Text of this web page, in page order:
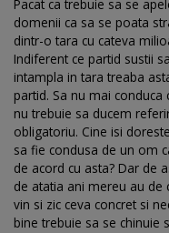
Pacat ca trebuie sa se
domenii ca sa se poata
dintr-o tara cu cateva
Indiferent ce partid sustii
intampla in tara treaba
partid. Sa nu mai
nu trebuie sa ducem
obligatoriu. Cine isi
sa fie condusa de un om
de acord cu asta? Dar de
de atatia ani mereu au de
vin si zic ceva concret si
bine trebuie sa se chinuie